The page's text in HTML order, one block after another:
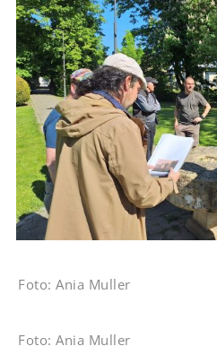
Foto: Ania Muller
Foto: Ania Muller